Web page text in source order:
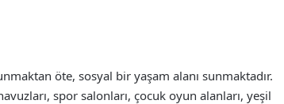
öte, sosyal bir yaşam alanı sunmaktadır.
spor salonları, çocuk oyun alanları, yeşil